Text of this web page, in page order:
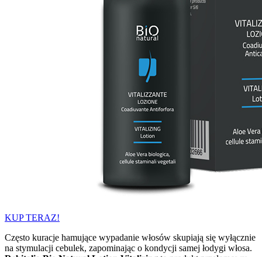
KUP TERAZ!
Często kuracje hamujące wypadanie włosów skupiają się wyłącznie
na stymulacji cebulek, zapominając o kondycji samej łodygi włosa.